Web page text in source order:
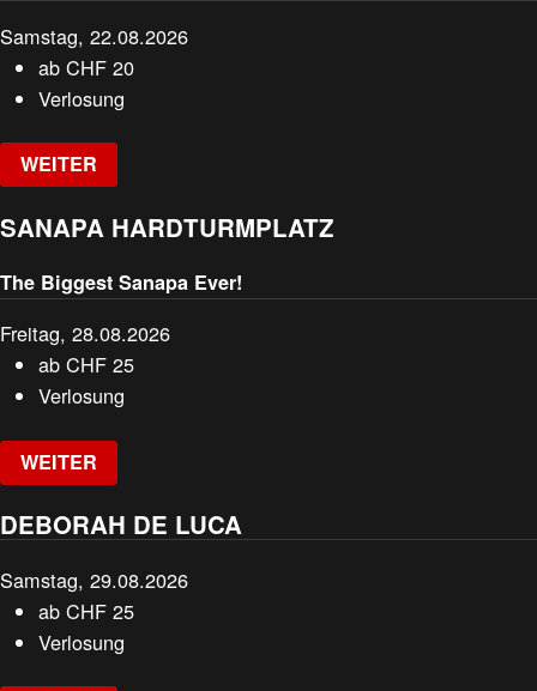
Samstag, 22.08.2026
abCHF 20
Verlosung
WEITER
SANAPA HARDTURMPLATZ
The Biggest Sanapa Ever!
Freitag, 28.08.2026
abCHF 25
Verlosung
WEITER
DEBORAH DE LUCA
Samstag, 29.08.2026
abCHF 25
Verlosung